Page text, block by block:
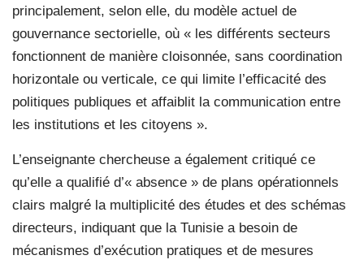
principalement, selon elle, du modèle actuel de
gouvernance sectorielle, où « les différents secteurs
fonctionnent de manière cloisonnée, sans coordination
horizontale ou verticale, ce qui limite l’efficacité des
politiques publiques et affaiblit la communication entre
les institutions et les citoyens ».
L’enseignante chercheuse a également critiqué ce
qu’elle a qualifié d’« absence » de plans opérationnels
clairs malgré la multiplicité des études et des schémas
directeurs, indiquant que la Tunisie a besoin de
mécanismes d’exécution pratiques et de mesures